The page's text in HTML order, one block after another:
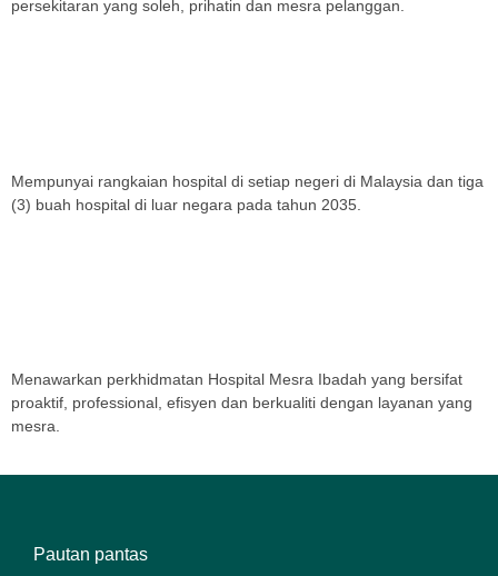
persekitaran yang soleh, prihatin dan mesra pelanggan.
Mempunyai rangkaian hospital di setiap negeri di Malaysia dan tiga
(3) buah hospital di luar negara pada tahun 2035.
Menawarkan perkhidmatan Hospital Mesra Ibadah yang bersifat
proaktif, professional, efisyen dan berkualiti dengan layanan yang
mesra.
Pautan pantas